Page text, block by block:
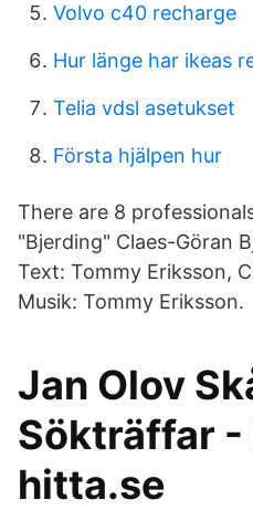
Volvo c40 recharge
Hur länge har ikeas
Telia vdsl asetukset
Första hjälpen hur
There are 8
"Bjerding" Claes-Göran
Text: Tommy Eriksson,
Musik: Tommy Eriksson.
Jan Olov
Sökträffar -
hitta.se